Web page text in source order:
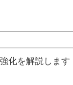
化を解説します